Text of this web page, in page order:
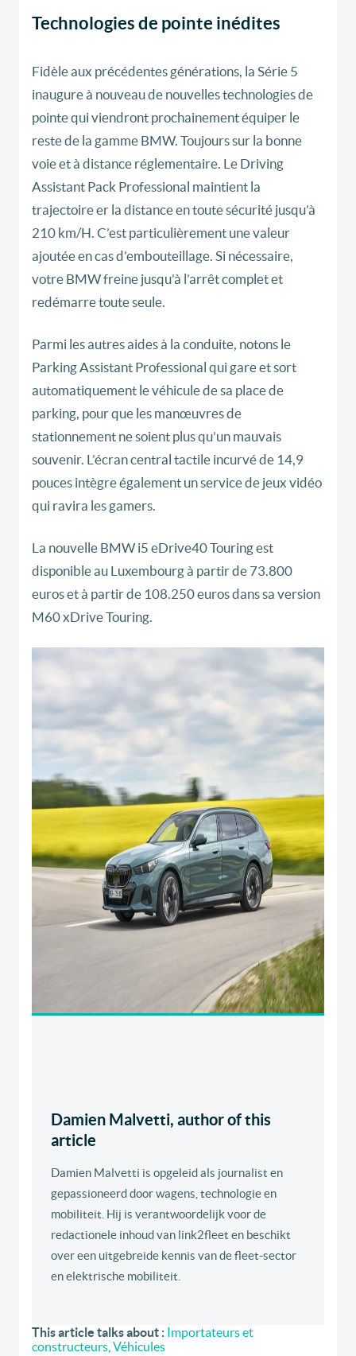
Technologies de pointe inédites
Fidèle aux précédentes générations, la Série 5
inaugure à nouveau de nouvelles technologies de
pointe qui viendront prochainement équiper le
reste de la gamme BMW. Toujours sur la bonne
voie et à distance réglementaire. Le Driving
Assistant Pack Professional maintient la
trajectoire er la distance en toute sécurité jusqu’à
210 km/H. C’est particulièrement une valeur
ajoutée en cas d’embouteillage. Si nécessaire,
votre BMW freine jusqu’à l’arrêt complet et
redémarre toute seule.
Parmi les autres aides à la conduite, notons le
Parking Assistant Professional qui gare et sort
automatiquement le véhicule de sa place de
parking, pour que les manœuvres de
stationnement ne soient plus qu’un mauvais
souvenir. L’écran central tactile incurvé de 14,9
pouces intègre également un service de jeux vidéo
qui ravira les gamers.
La nouvelle BMW i5 eDrive40 Touring est
disponible au Luxembourg à partir de 73.800
euros et à partir de 108.250 euros dans sa version
M60 xDrive Touring.
Damien Malvetti, author of this
article
Damien Malvetti is opgeleid als journalist en
gepassioneerd door wagens, technologie en
mobiliteit. Hij is verantwoordelijk voor de
redactionele inhoud van link2fleet en beschikt
over een uitgebreide kennis van de fleet-sector
en elektrische mobiliteit.
This article talks about : Importateurs et
constructeurs Véhicules